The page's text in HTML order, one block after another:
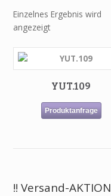
Einzelnes Ergebnis wird
angezeigt
YUT.109
Produktanfrage
!! Versand-AKTION